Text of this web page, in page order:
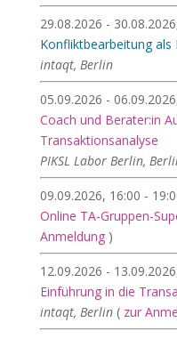
29.08.2026 -
Konfliktbearbeitung als
intaqt, Berlin
05.09.2026 -
Coach und Berater:in
Transaktionsanalyse
PIKSL Labor Berlin,
09.09.2026, 16:00 -
Online TA-Gruppen-
Anmeldung)
12.09.2026 -
Einführung in die
intaqt, Berlin ( zur